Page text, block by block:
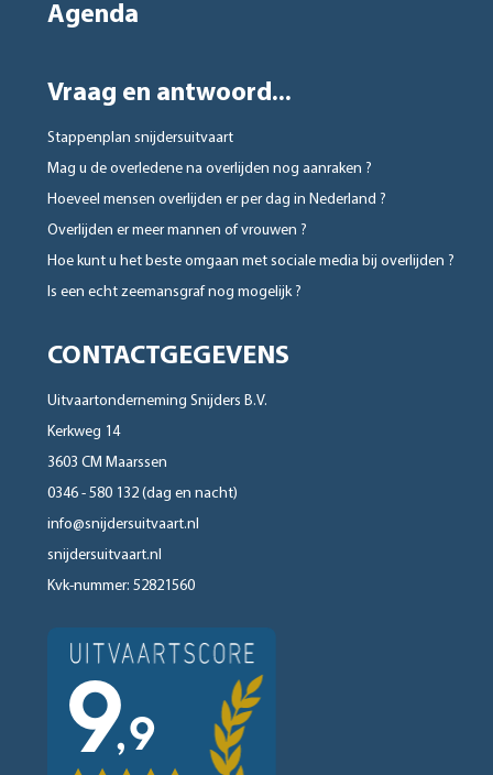
Agenda
Vraag en antwoord...
Stappenplan snijdersuitvaart
Mag u de overledene na overlijden nog aanraken ?
Hoeveel mensen overlijden er per dag in Nederland ?
Overlijden er meer mannen of vrouwen ?
Hoe kunt u het beste omgaan met sociale media bij overlijden ?
Is een echt zeemansgraf nog mogelijk ?
CONTACTGEGEVENS
Uitvaartonderneming Snijders B.V.
Kerkweg 14
3603 CM Maarssen
0346 - 580 132 (dag en nacht)
info@snijdersuitvaart.nl
snijdersuitvaart.nl
Kvk-nummer: 52821560